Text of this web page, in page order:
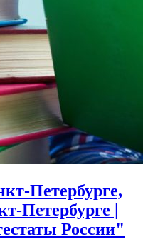
Петербурге,
Петербурге |
России"